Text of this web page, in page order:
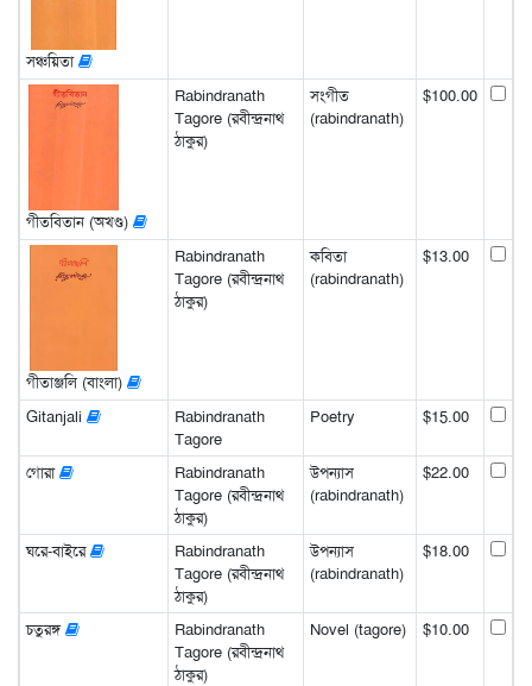
সঞ্চয়িতা
গীতবিতান (অখণ্ড)
Rabindranath
Tagore (রবীন্দ্রনাথ
ঠাকুর)
সংগীত
(rabindranath)
$100.00
গীতাঞ্জলি (বাংলা)
Rabindranath
Tagore (রবীন্দ্রনাথ
ঠাকুর)
কবিতা
(rabindranath)
$13.00
Gitanjali
Rabindranath
Tagore
Poetry $15.00
গোরা
Rabindranath
Tagore (রবীন্দ্রনাথ
ঠাকুর)
উপন্যাস
(rabindranath)
$22.00
ঘরে-বাইরে
Rabindranath
Tagore (রবীন্দ্রনাথ
ঠাকুর)
উপন্যাস
(rabindranath)
$18.00
চতুরঙ্গ
Rabindranath
Tagore (রবীন্দ্রনাথ
ঠাকুর)
Novel (tagore) $10.00